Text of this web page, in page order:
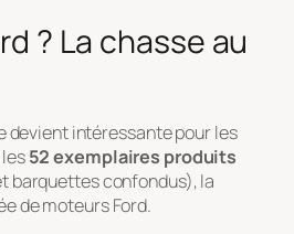
? La chasse au
devient intéressante pour les
52 exemplaires produits
barquettes confondus), la
de moteurs Ford.